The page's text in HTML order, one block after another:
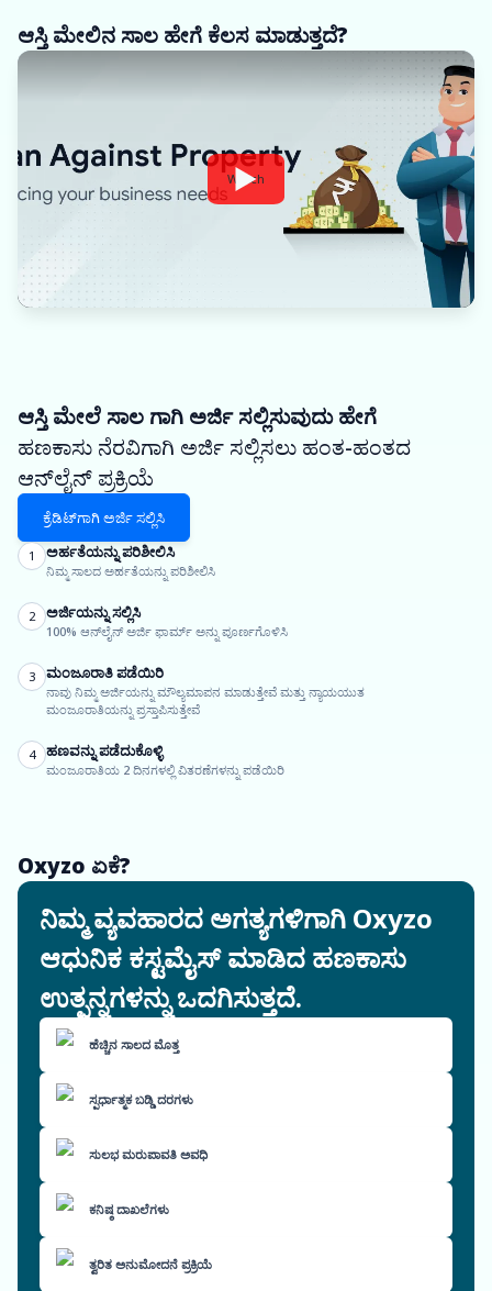
ಆಸ್ತಿ ಮೇಲಿನ ಸಾಲ ಹೇಗೆ ಕೆಲಸ ಮಾಡುತ್ತದೆ?
Watch
ಆಸ್ತಿ ಮೇಲೆ ಸಾಲ ಗಾಗಿ ಅರ್ಜಿ ಸಲ್ಲಿಸುವುದು ಹೇಗೆ
ಹಣಕಾಸು ನೆರವಿಗಾಗಿ ಅರ್ಜಿ ಸಲ್ಲಿಸಲು ಹಂತ-ಹಂತದ
ಆನ್‌ಲೈನ್ ಪ್ರಕ್ರಿಯೆ
ಕ್ರೆಡಿಟ್‌ಗಾಗಿ ಅರ್ಜಿ ಸಲ್ಲಿಸಿ
1 ಅರ್ಹತೆಯನ್ನು ಪರಿಶೀಲಿಸಿ
ನಿಮ್ಮ ಸಾಲದ ಅರ್ಹತೆಯನ್ನು ಪರಿಶೀಲಿಸಿ
2 ಅರ್ಜಿಯನ್ನು ಸಲ್ಲಿಸಿ
100% ಆನ್‌ಲೈನ್ ಅರ್ಜಿ ಫಾರ್ಮ್ ಅನ್ನು ಪೂರ್ಣಗೊಳಿಸಿ
3 ಮಂಜೂರಾತಿ ಪಡೆಯಿರಿ
ನಾವು ನಿಮ್ಮ ಅರ್ಜಿಯನ್ನು ಮೌಲ್ಯಮಾಪನ ಮಾಡುತ್ತೇವೆ ಮತ್ತು ನ್ಯಾಯಯುತ
ಮಂಜೂರಾತಿಯನ್ನು ಪ್ರಸ್ತಾಪಿಸುತ್ತೇವೆ
4 ಹಣವನ್ನು ಪಡೆದುಕೊಳ್ಳಿ
ಮಂಜೂರಾತಿಯ 2 ದಿನಗಳಲ್ಲಿ ವಿತರಣೆಗಳನ್ನು ಪಡೆಯಿರಿ
Oxyzo ಏಕೆ?
ನಿಮ್ಮ ವ್ಯವಹಾರದ ಅಗತ್ಯಗಳಿಗಾಗಿ Oxyzo
ಆಧುನಿಕ ಕಸ್ಟಮೈಸ್ ಮಾಡಿದ ಹಣಕಾಸು
ಉತ್ಪನ್ನಗಳನ್ನು ಒದಗಿಸುತ್ತದೆ.
ಹೆಚ್ಚಿನ ಸಾಲದ ಮೊತ್ತ
ಸ್ಪರ್ಧಾತ್ಮಕ ಬಡ್ಡಿ ದರಗಳು
ಸುಲಭ ಮರುಪಾವತಿ ಅವಧಿ
ಕನಿಷ್ಠ ದಾಖಲೆಗಳು
ತ್ವರಿತ ಅನುಮೋದನೆ ಪ್ರಕ್ರಿಯೆ